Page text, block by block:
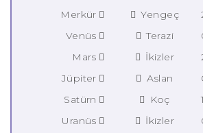
Merkür
Yengeç
Venüs
Terazi
Mars
İkizler
Jüpiter
Aslan
Satürn
Koç
Uranüs
İkizler